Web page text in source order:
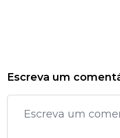
Escreva um